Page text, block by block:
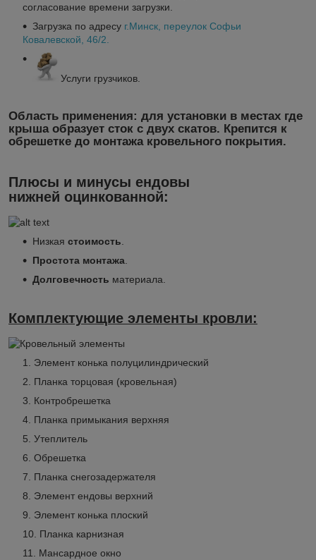
согласование времени загрузки.
Загрузка по адресу г.Минск , переулок Софьи
Ковалевской, 46/2.
Услуги грузчиков.
Область применения: для установки в местах где
крыша образует сток с двух скатов. Крепится к
обрешетке до монтажа кровельного покрытия.
Плюсы и минусы ендовы
нижней оцинкованной:
Низкая стоимость
Простота монтажа
Долговечность материала.
Комплектующие элементы кровли:
Элемент конька полуцилиндрический
Планка торцовая (кровельная)
Контробрешетка
Планка примыкания верхняя
Утеплитель
Обрешетка
Планка снегозадержателя
Элемент ендовы верхний
Элемент конька плоский
Планка карнизная
Мансардное окно